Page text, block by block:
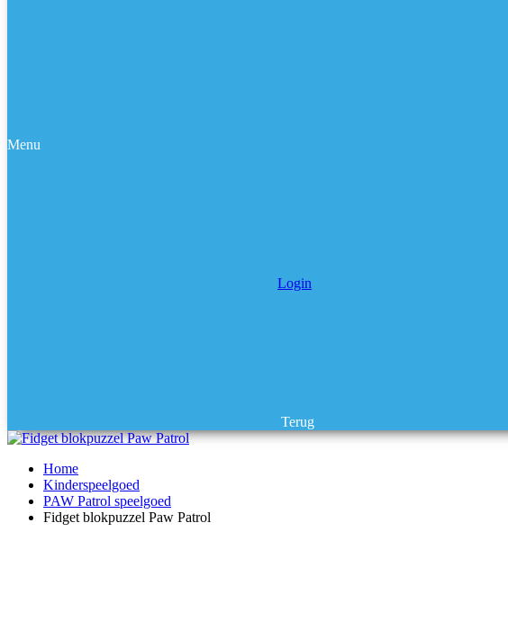
Menu
Login
Terug
Home
Kinderspeelgoed
PAW Patrol speelgoed
Fidget blokpuzzel Paw Patrol